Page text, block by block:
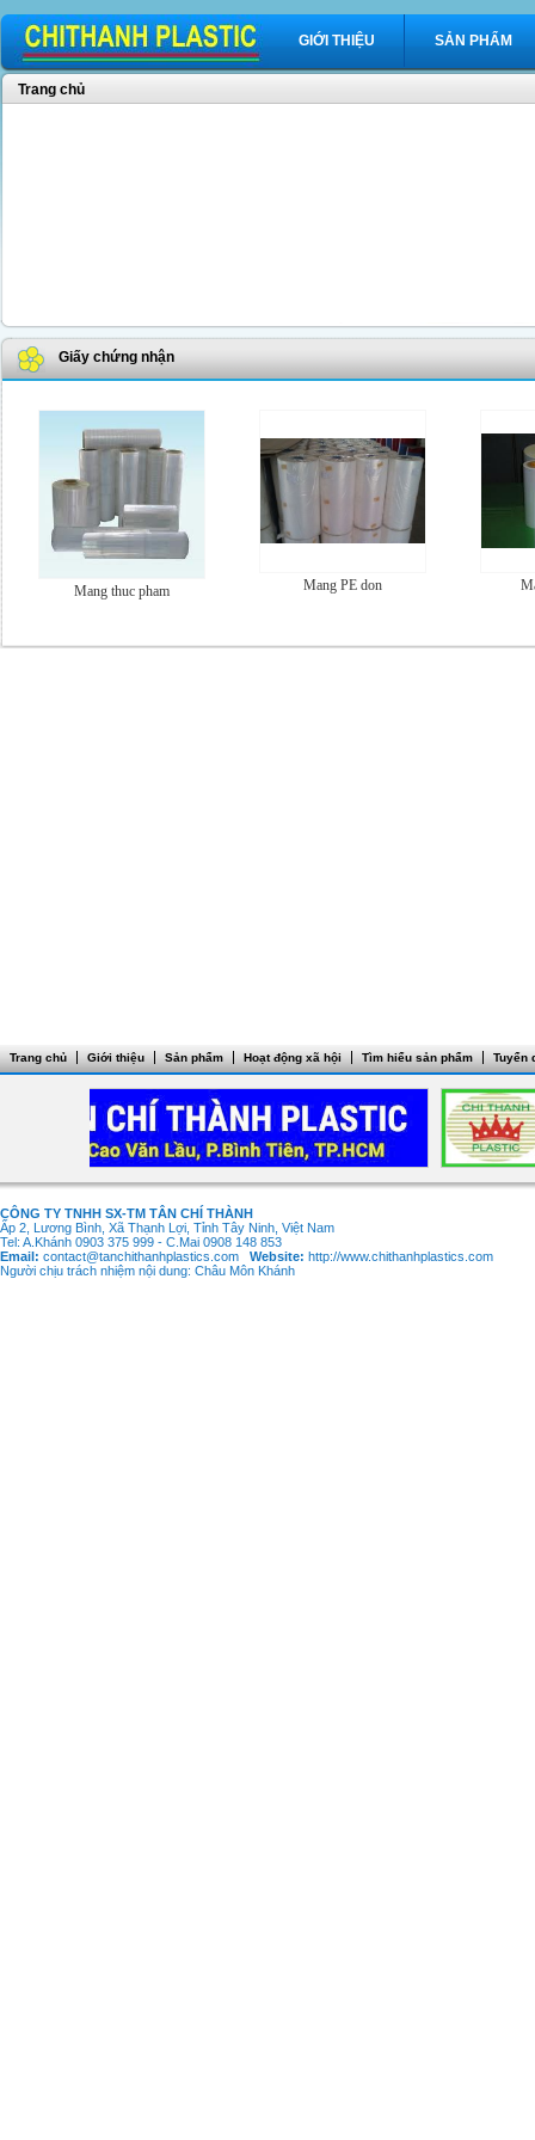
GIỚI THIỆU SẢN PHẨM
Trang chủ
Giấy chứng nhận
Mang thuc pham Mang PE don
Trang chủ Giới thiệu Sản phẩm Hoạt động xã hội Tìm hiểu sản phẩm Tuyển
CÔNG TY TNHH SX-TM TÂN CHÍ THÀNH
Ấp 2, Lương Bình, Xã Thạnh Lợi, Tỉnh Tây Ninh, Việt Nam
Tel: A.Khánh 0903 375 999 - C.Mai 0908 148 853
Email: contact@tanchithanhplastics.com Website: http://www.chithanhplastics.com
Người chịu trách nhiệm nội dung: Châu Môn Khánh